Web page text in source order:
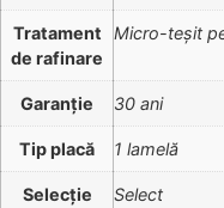
Tratament
de rafinare
Micro-teșit
Garanție 30 ani
Tip placă 1 lamelă
Selecție
Select